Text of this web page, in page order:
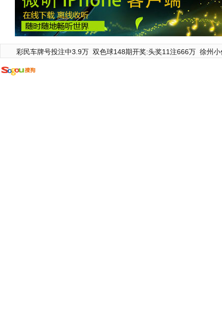
彩民车牌号投注中3.9万 双色球148期开奖:头奖11注666万 徐州